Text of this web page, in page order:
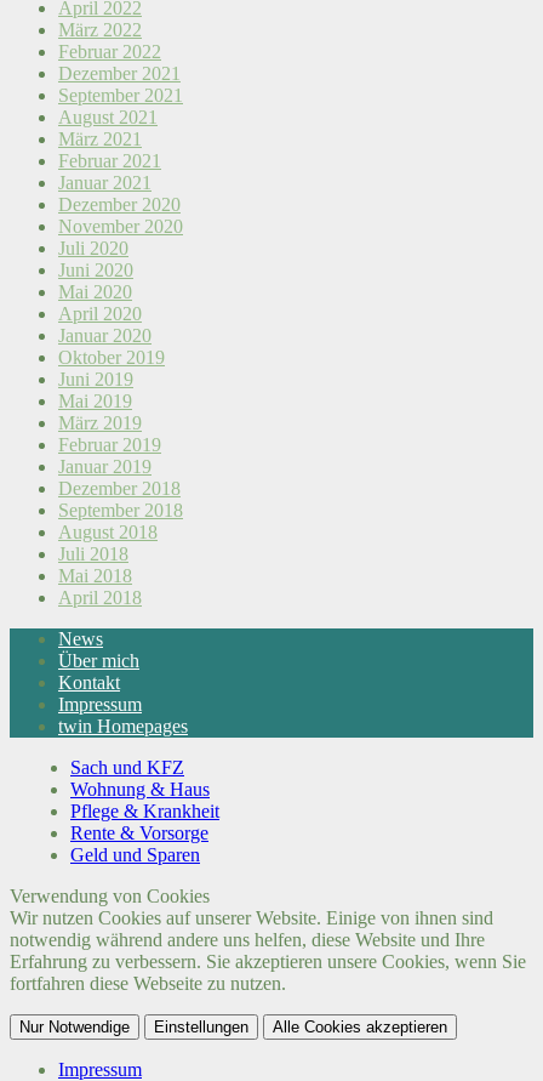
April 2022
März 2022
Februar 2022
Dezember 2021
September 2021
August 2021
März 2021
Februar 2021
Januar 2021
Dezember 2020
November 2020
Juli 2020
Juni 2020
Mai 2020
April 2020
Januar 2020
Oktober 2019
Juni 2019
Mai 2019
März 2019
Februar 2019
Januar 2019
Dezember 2018
September 2018
August 2018
Juli 2018
Mai 2018
April 2018
News
Über mich
Kontakt
Impressum
twin Homepages
Sach und KFZ
Wohnung & Haus
Pflege & Krankheit
Rente & Vorsorge
Geld und Sparen
Verwendung von Cookies
Wir nutzen Cookies auf unserer Website. Einige von ihnen sind
notwendig während andere uns helfen, diese Website und Ihre
Erfahrung zu verbessern. Sie akzeptieren unsere Cookies, wenn Sie
fortfahren diese Webseite zu nutzen.
Nur Notwendige Einstellungen Alle Cookies akzeptieren
Impressum